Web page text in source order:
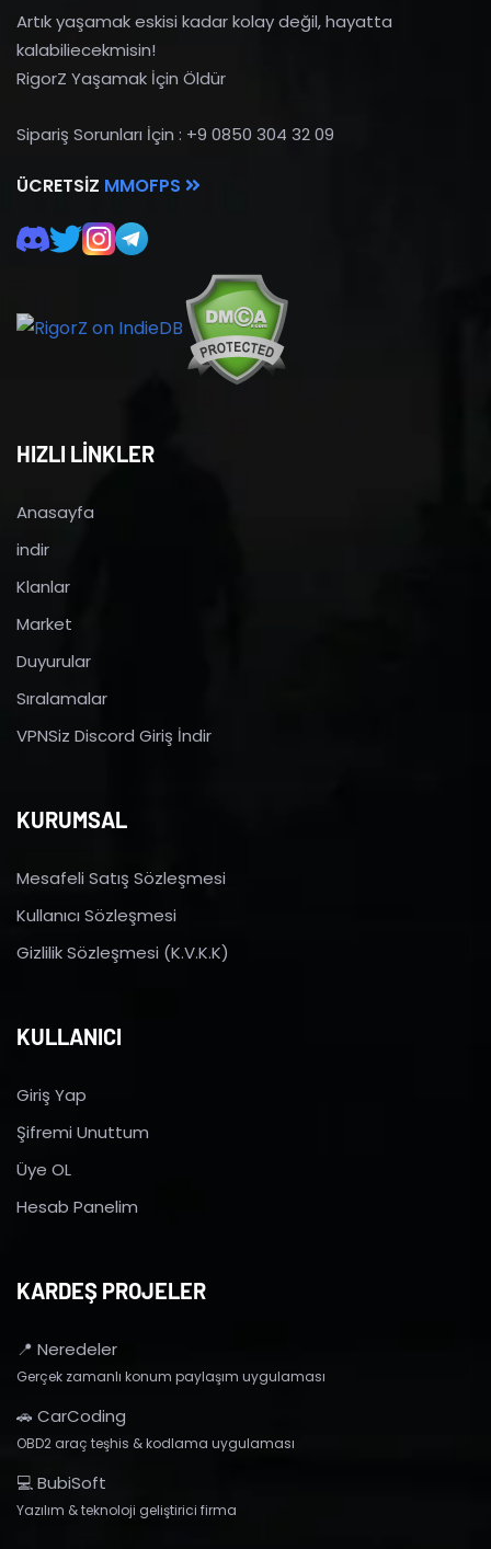
Artık yaşamak eskisi kadar kolay değil, hayatta
kalabiliecekmisin!
RigorZ Yaşamak İçin Öldür
Sipariş Sorunları İçin : +9 0850 304 32 09
ÜCRETSIZ MMOFPS
HIZLI LİNKLER
Anasayfa
indir
Klanlar
Market
Duyurular
Sıralamalar
VPNSiz Discord Giriş İndir
KURUMSAL
Mesafeli Satış Sözleşmesi
Kullanıcı Sözleşmesi
Gizlilik Sözleşmesi (K.V.K.K)
KULLANICI
Giriş Yap
Şifremi Unuttum
Üye OL
Hesab Panelim
KARDEŞ PROJELER
📍 Neredeler
Gerçek zamanlı konum paylaşım uygulaması
🚗 CarCoding
OBD2 araç teşhis & kodlama uygulaması
💻 BubiSoft
Yazılım & teknoloji geliştirici firma